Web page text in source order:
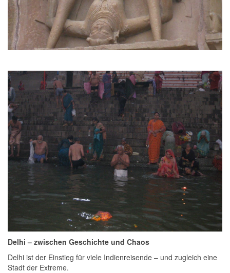
Delhi – zwischen Geschichte und Chaos
Delhi ist der Einstieg für viele Indienreisende – und zugleich eine
Stadt der Extreme.